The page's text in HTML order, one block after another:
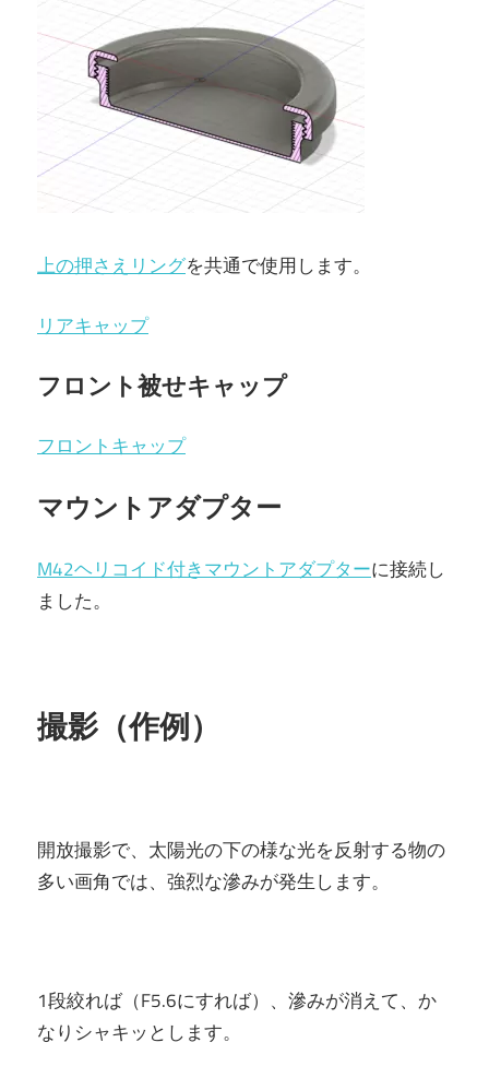
上の押さえリングを共通で使用します。
リアキャップ
フロント被せキャップ
フロントキャップ
マウントアダプター
M42ヘリコイド付きマウントアダプターに接続し
ました。
撮影（作例）
開放撮影で、太陽光の下の様な光を反射する物の
多い画角では、強烈な滲みが発生します。
1段絞れば（F5.6にすれば）、滲みが消えて、か
なりシャキッとします。